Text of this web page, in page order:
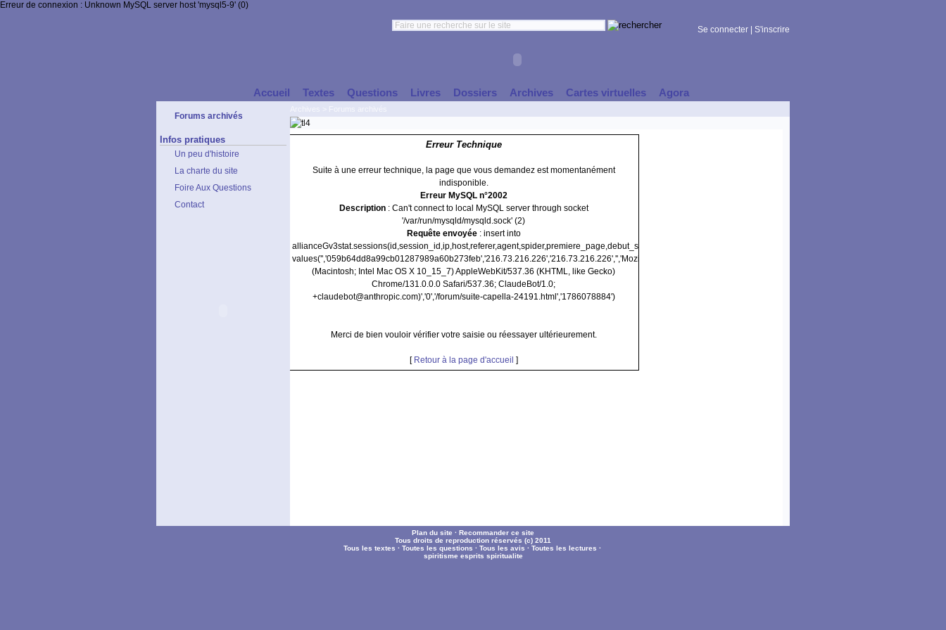
Erreur de connexion : Unknown MySQL server host 'mysql5-9' (0)
Se connecter S'inscrire
Accueil Textes Questions Livres Dossiers Archives Cartes virtuelles Agora
Forums archivés
Infos pratiques
Un peu d'histoire
La charte du site
Foire Aux Questions
Contact
Erreur Technique
Suite à une erreur technique, la page que vous demandez est momentanément
indisponible.
Erreur MySQL n°2002
Description: Can't connect to local MySQL server through socket
'/var/run/mysqld/mysqld.sock' (2)
Requête envoyée: insert into
allianceGv3stat.sessions(id,session_id,ip,host,referer,agent,spider,premiere_page,debut_session)
values('','059b64dd8a99cb01287989a60b273feb','216.73.216.226','216.73.216.226','','Mozilla/5.0
(Macintosh; Intel Mac OS X 10_15_7) AppleWebKit/537.36 (KHTML, like Gecko)
Chrome/131.0.0.0 Safari/537.36; ClaudeBot/1.0;
+claudebot@anthropic.com)','0','/forum/suite-capella-24191.html','1786078884')
Merci de bien vouloir vérifier votre saisie ou réessayer ultérieurement.
[ Retour à la page d'accueil ]
Plan du site · Recommander ce site
Tous droits de reproduction réservés (c) 2011
Tous les textes · Toutes les questions · Tous les avis · Toutes les lectures ·
spiritisme esprits spiritualite